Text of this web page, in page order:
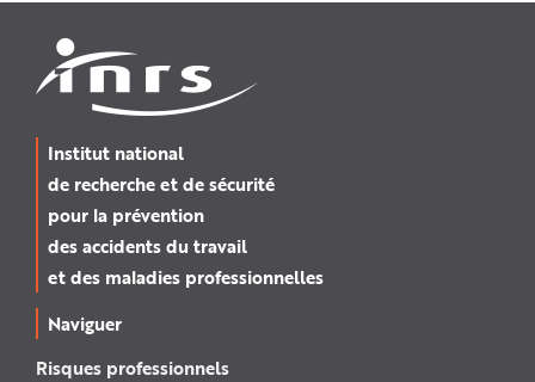
Institut national
de recherche et de sécurité
pour la prévention
des accidents du travail
et des maladies professionnelles
Naviguer
Risques professionnels